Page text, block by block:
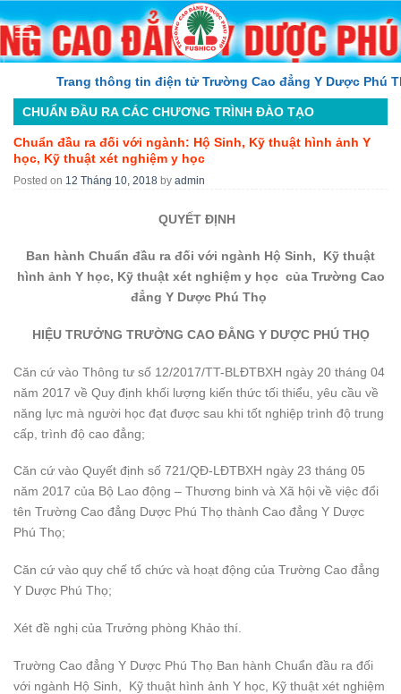
to
content
Trang thông tin điện tử Trường Cao đẳng Y Dược Phú Thọ
CHUẨN ĐẦU RA CÁC CHƯƠNG TRÌNH ĐÀO TẠO
Chuẩn đầu ra đối với ngành: Hộ Sinh, Kỹ thuật hình ảnh Y
học, Kỹ thuật xét nghiệm y học
Posted on 12 Tháng 10, 2018 by admin
QUYẾT ĐỊNH
Ban hành Chuẩn đầu ra đối với ngành Hộ Sinh, Kỹ thuật
hình ảnh Y học, Kỹ thuật xét nghiệm y học của Trường Cao
đẳng Y Dược Phú Thọ
HIỆU TRƯỞNG TRƯỜNG CAO ĐẲNG Y DƯỢC PHÚ THỌ
Căn cứ vào Thông tư số 12/2017/TT-BLĐTBXH ngày 20 tháng 04
năm 2017 về Quy định khối lượng kiến thức tối thiểu, yêu cầu về
năng lực mà người học đạt được sau khi tốt nghiệp trình độ trung
cấp, trình độ cao đẳng;
Căn cứ vào Quyết định số 721/QĐ-LĐTBXH ngày 23 tháng 05
năm 2017 của Bộ Lao động – Thương binh và Xã hội về việc đổi
tên Trường Cao đẳng Dược Phú Thọ thành Cao đẳng Y Dược
Phú Thọ;
Căn cứ vào quy chế tổ chức và hoạt động của Trường Cao đẳng
Y Dược Phú Thọ;
Xét đề nghị của Trưởng phòng Khảo thí.
Trường Cao đẳng Y Dược Phú Thọ Ban hành Chuẩn đầu ra đối
với ngành Hộ Sinh, Kỹ thuật hình ảnh Y học, Kỹ thuật xét nghiệm